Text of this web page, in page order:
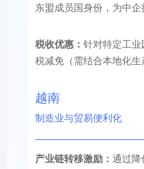
东盟成员国身份，为中
税收优惠：针对特定工
税减免（需结合本地化生
越南
制造业与贸易便利化
产业链转移激励：通过降